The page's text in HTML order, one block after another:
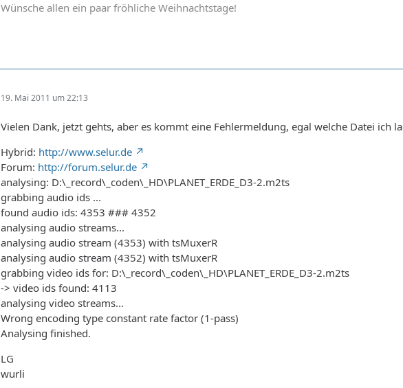
Wünsche allen ein paar fröhliche Weihnachtstage!
19. Mai 2011 um 22:13
Vielen Dank, jetzt gehts, aber es kommt eine Fehlermeldung, egal welche Datei ich
Hybrid: http://www.selur.de
Forum: http://forum.selur.de
analysing: D:\_record\_coden\_HD\PLANET_ERDE_D3-2.m2ts
grabbing audio ids ...
found audio ids: 4353 ### 4352
analysing audio streams...
analysing audio stream (4353) with tsMuxerR
analysing audio stream (4352) with tsMuxerR
grabbing video ids for: D:\_record\_coden\_HD\PLANET_ERDE_D3-2.m2ts
-> video ids found: 4113
analysing video streams...
Wrong encoding type constant rate factor (1-pass)
Analysing finished.
LG
wurli